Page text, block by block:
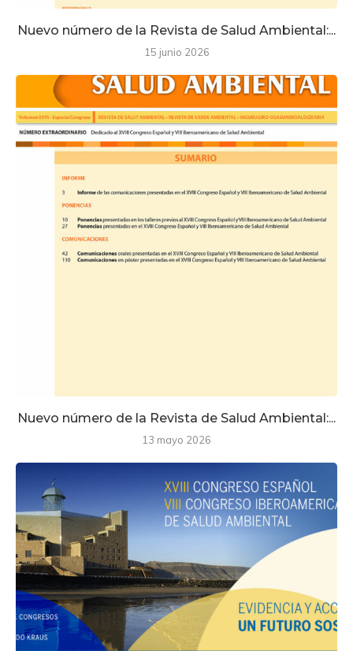
Nuevo número de la Revista de Salud Ambiental:...
15 junio 2026
Nuevo número de la Revista de Salud Ambiental:...
13 mayo 2026